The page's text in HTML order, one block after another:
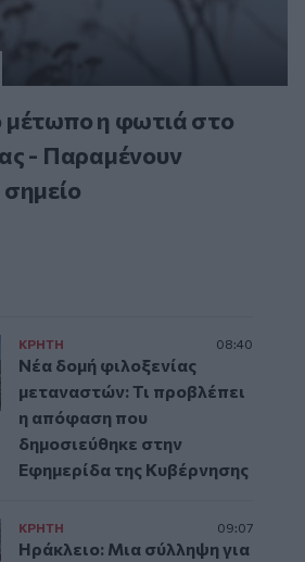
μέτωπο η φωτιά στο
- Παραμένουν
ΚΡΗΤΗ 08:40
Νέα δομή φιλοξενίας
μεταναστών: Τι προβλέπει
η απόφαση που
δημοσιεύθηκε στην
Εφημερίδα της Κυβέρνησης
ΚΡΗΤΗ 09:07
Ηράκλειο: Μια σύλληψη για